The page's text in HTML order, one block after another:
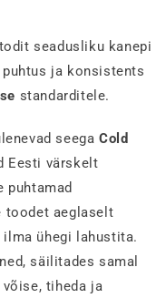
seadusliku kanepi
puhtus ja konsistents
standarditele.
seegaCold
Eesti värskelt
puhtamad
toodet aeglaselt
ühegi lahustita.
säilitades samal
tiheda ja